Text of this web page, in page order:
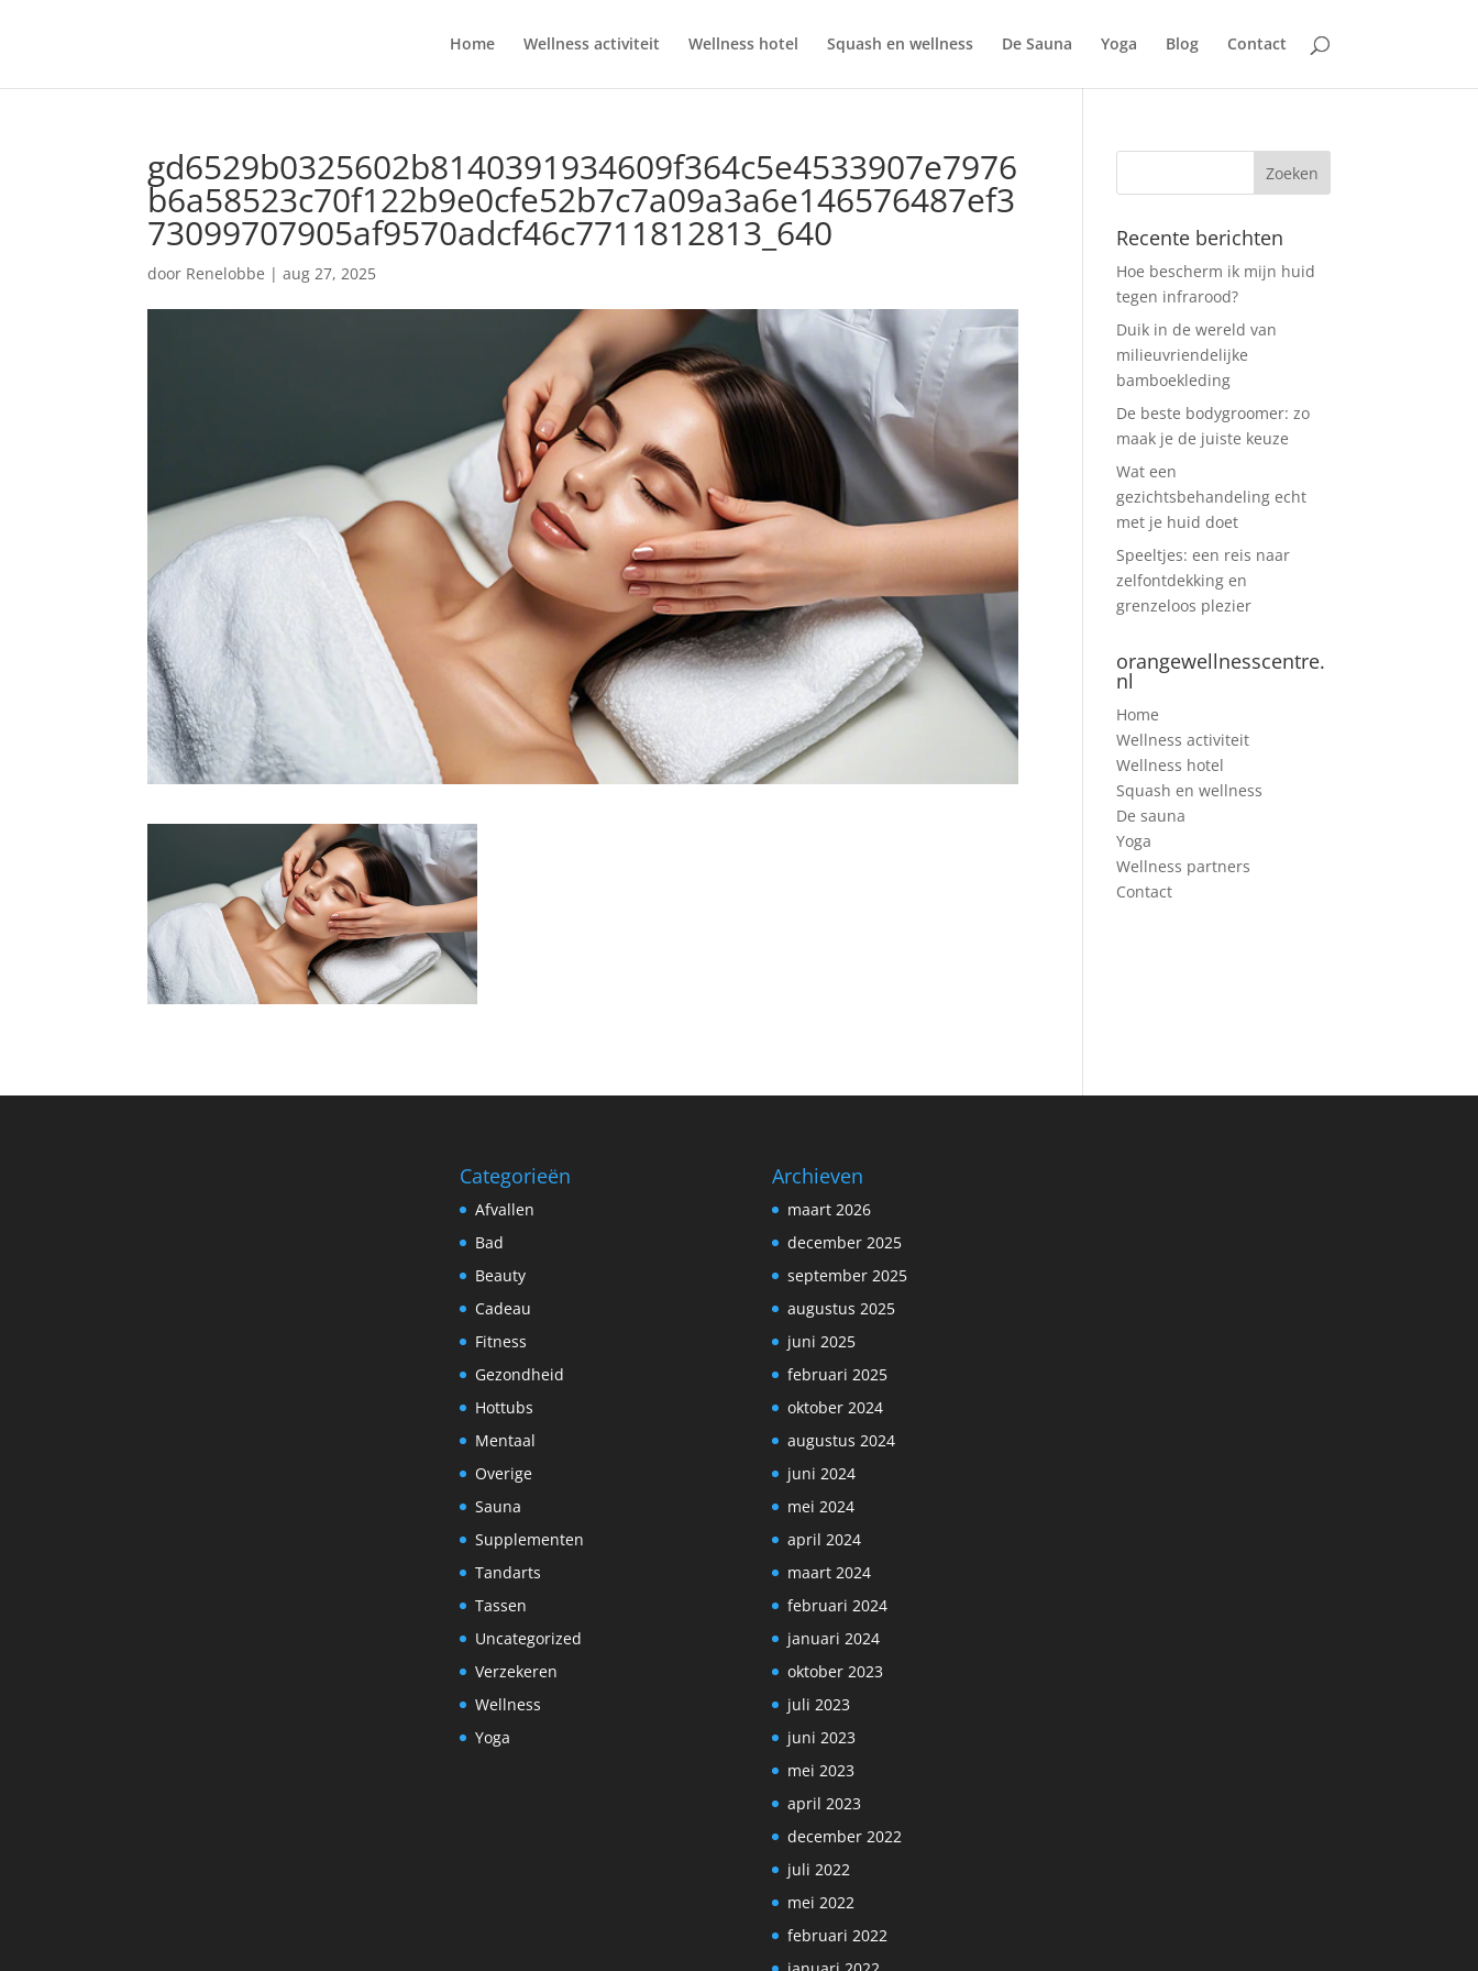
Home Wellness activiteit Wellness hotel Squash en wellness De Sauna Yoga Blog Contact
gd6529b0325602b8140391934609f364c5e4533907e7976
b6a58523c70f122b9e0cfe52b7c7a09a3a6e146576487ef3
73099707905af9570adcf46c7711812813_640
door Renelobbe |aug 27, 2025
Recente berichten
Hoe bescherm ik mijn huid
tegen infrarood?
Duik in de wereld van
milieuvriendelijke
bamboekleding
De beste bodygroomer: zo
maak je de juiste keuze
Wat een
gezichtsbehandeling echt
met je huid doet
Speeltjes: een reis naar
zelfontdekking en
grenzeloos plezier
orangewellnesscentre.
nl
Home
Wellness activiteit
Wellness hotel
Squash en wellness
De sauna
Yoga
Wellness partners
Contact
Categorieën
Afvallen
Bad
Beauty
Cadeau
Fitness
Gezondheid
Hottubs
Mentaal
Overige
Sauna
Supplementen
Tandarts
Tassen
Uncategorized
Verzekeren
Wellness
Yoga
Archieven
maart 2026
december 2025
september 2025
augustus 2025
juni 2025
februari 2025
oktober 2024
augustus 2024
juni 2024
mei 2024
april 2024
maart 2024
februari 2024
januari 2024
oktober 2023
juli 2023
juni 2023
mei 2023
april 2023
december 2022
juli 2022
mei 2022
februari 2022